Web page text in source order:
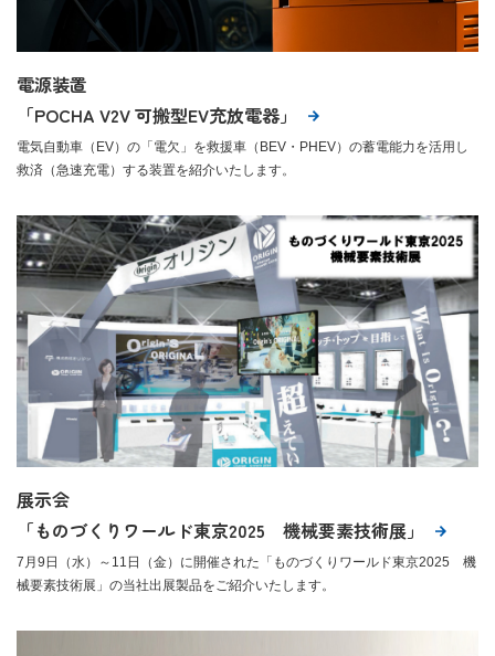
電源装置
「POCHA V2V 可搬型EV充放電器」
電気自動車（EV）の「電欠」を救援車（BEV・PHEV）の蓄電能力を活用し
救済（急速充電）する装置を紹介いたします。
展示会
「ものづくりワールド東京2025 機械要素技術展」
7月9日（水）～11日（金）に開催された「ものづくりワールド東京2025 機
械要素技術展」の当社出展製品をご紹介いたします。